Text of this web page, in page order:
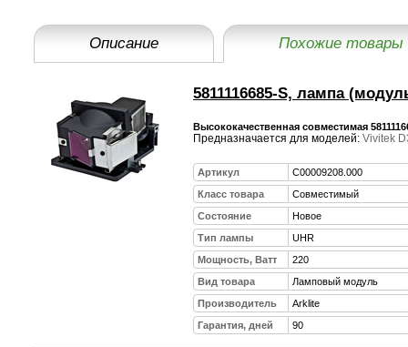
Описание Похожие товары
5811116685-S, лампа
Высококачественная совместимая
Предназначается для моделей: Vivitek
Артикул
C00009208.000
Класс товара
Совместимый
Состояние
Новое
Тип лампы
UHR
Мощность, Ватт
220
Вид товара
Ламповый модуль
Производитель
Arklite
Гарантия, дней
90